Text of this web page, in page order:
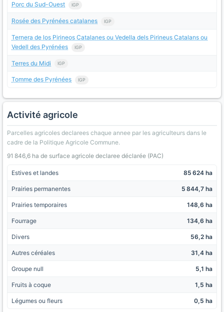
Porc du Sud-Ouest IGP
Rosée des Pyrénées catalanes IGP
Ternera de los Pirineos Catalanes ou Vedella dels Pirineus Catalans ou
Vedell des Pyrénées
IGP
Terres du Midi IGP
Tomme des Pyrénées IGP
Activité agricole
Parcelles agricoles declarees chaque annee par les agriculteurs dans le
cadre de la Politique Agricole Commune.
91 846,6 ha de surface agricole declaree déclarée (PAC)
Estives et landes 85 624 ha
Prairies permanentes 5 844,7 ha
Prairies temporaires 148,6 ha
Fourrage 134,6 ha
Divers 56,2 ha
Autres céréales 31,4 ha
Groupe null 5,1 ha
Fruits à coque 1,5 ha
Légumes ou fleurs 0,5 ha